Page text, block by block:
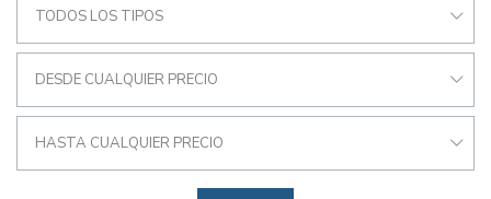
TODOS LOS TIPOS
DESDE CUALQUIER PRECIO
HASTA CUALQUIER PRECIO